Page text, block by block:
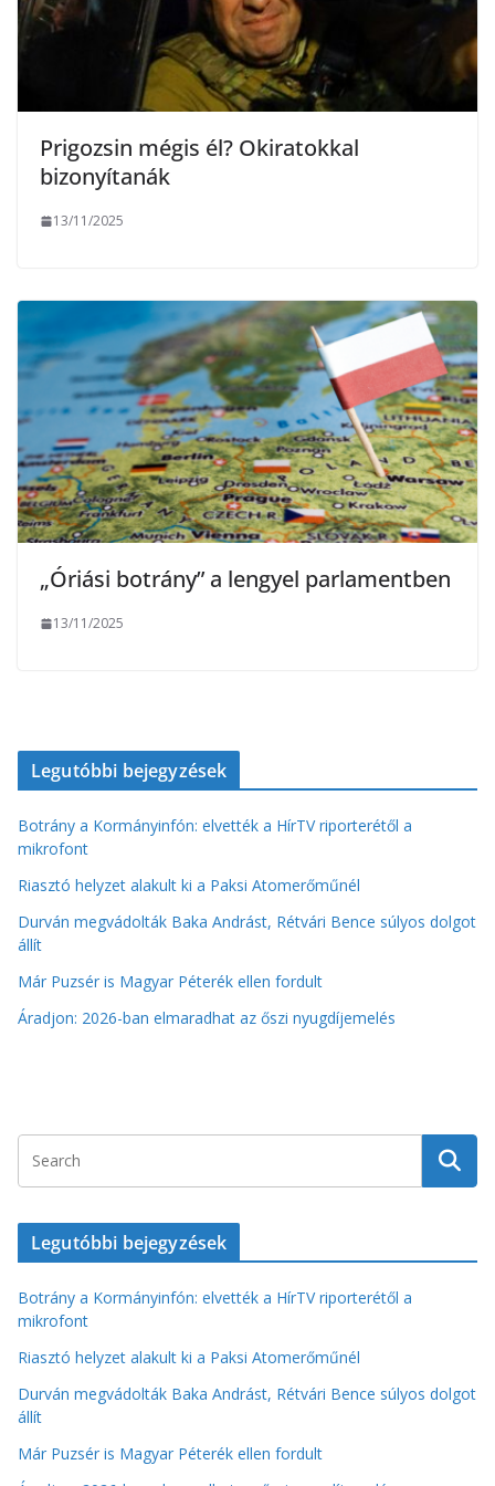
Prigozsin mégis él? Okiratokkal
bizonyítanák
13/11/2025
„Óriási botrány” a lengyel parlamentben
13/11/2025
Legutóbbi bejegyzések
Botrány a Kormányinfón: elvették a HírTV riporterétől a
mikrofont
Riasztó helyzet alakult ki a Paksi Atomerőműnél
Durván megvádolták Baka Andrást, Rétvári Bence súlyos dolgot
állít
Már Puzsér is Magyar Péterék ellen fordult
Áradjon: 2026-ban elmaradhat az őszi nyugdíjemelés
Legutóbbi bejegyzések
Botrány a Kormányinfón: elvették a HírTV riporterétől a
mikrofont
Riasztó helyzet alakult ki a Paksi Atomerőműnél
Durván megvádolták Baka Andrást, Rétvári Bence súlyos dolgot
állít
Már Puzsér is Magyar Péterék ellen fordult